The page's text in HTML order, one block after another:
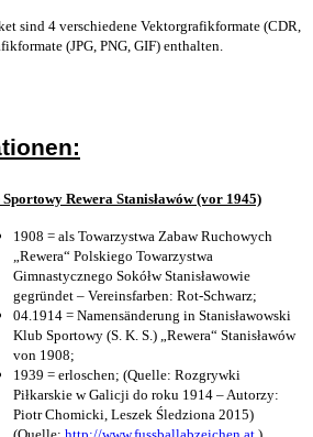
sind 4 verschiedene Vektorgrafikformate (CDR,
(JPG, PNG, GIF) enthalten.
Rewera Stanisławów (vor 1945)
1908 = als Towarzystwa Zabaw Ruchowych
„Rewera“ Polskiego Towarzystwa
Gimnastycznego Sokółw Stanisławowie
gegründet – Vereinsfarben: Rot-Schwarz;
04.1914 = Namensänderung in Stanisławowski
Klub Sportowy (S. K. S.) „Rewera“ Stanisławów
von 1908;
1939 = erloschen; (Quelle: Rozgrywki
Piłkarskie w Galicji do roku 1914 – Autorzy:
Piotr Chomicki, Leszek Śledziona 2015)